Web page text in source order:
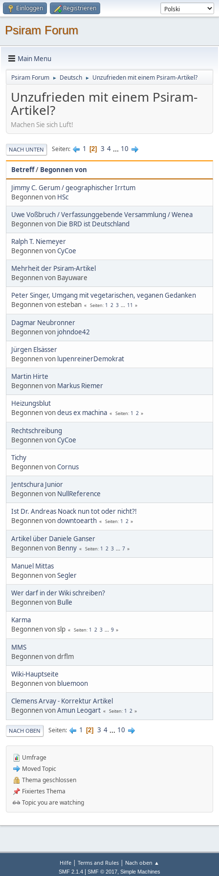
Einloggen Registrieren
Psiram Forum
Main Menu
Psiram Forum ► Deutsch ► Unzufrieden mit einem Psiram-Artikel?
Unzufrieden mit einem Psiram-
Artikel?
Machen Sie sich Luft!
NACH UNTEN Seiten 1 2 3 4 ... 10
Betreff/ Begonnen von
Jimmy C. Gerum / geographischer Irrtum
Begonnen von HSc
Uwe Voßbruch / Verfassunggebende Versammlung / Wenea
Begonnen von Die BRD ist Deutschland
Ralph T. Niemeyer
Begonnen vonCyCoe
Mehrheit der Psiram-Artikel
Begonnen von Bayuware
Peter Singer, Umgang mit vegetarischen, veganen Gedanken
Begonnen von esteban
Seiten 1 2 3 ... 11
Dagmar Neubronner
Begonnen von johndoe42
Jürgen Elsässer
Begonnen von lupenreinerDemokrat
Martin Hirte
Begonnen von Markus Riemer
Heizungsblut
Begonnen vondeus ex machina Seiten 1 2
Rechtschreibung
Begonnen vonCyCoe
Tichy
Begonnen vonCornus
Jentschura Junior
Begonnen von NullReference
Ist Dr. Andreas Noack nun tot oder nicht?!
Begonnen vondowntoearth Seiten 1 2
Artikel über Daniele Ganser
Begonnen von Benny Seiten 1 2 3 ... 7
Manuel Mittas
Begonnen vonSegler
Wer darf in der Wiki schreiben?
Begonnen von Bulle
Karma
Begonnen von slp
Seiten 1 2 3 ... 9
MMS
Begonnen von drflm
Wiki-Hauptseite
Begonnen von bluemoon
Clemens Arvay - Korrektur Artikel
Begonnen vonAmun Leogart Seiten 1 2
NACH OBEN Seiten 1 2 3 4 ... 10
Umfrage
Moved Topic
Thema geschlossen
Fixiertes Thema
Topic you are watching
Hilfe | Terms and Rules | Nach oben ▲
SMF 2.1.4 SMF © 2017, Simple Machines